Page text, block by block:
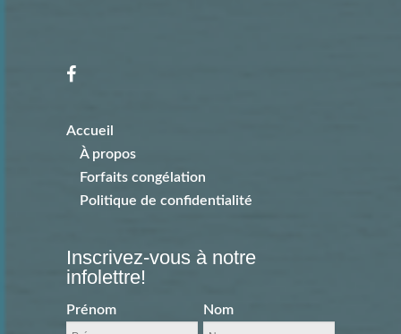
Accueil
À propos
Forfaits congélation
Politique de confidentialité
Inscrivez-vous à notre
infolettre!
Prénom Nom